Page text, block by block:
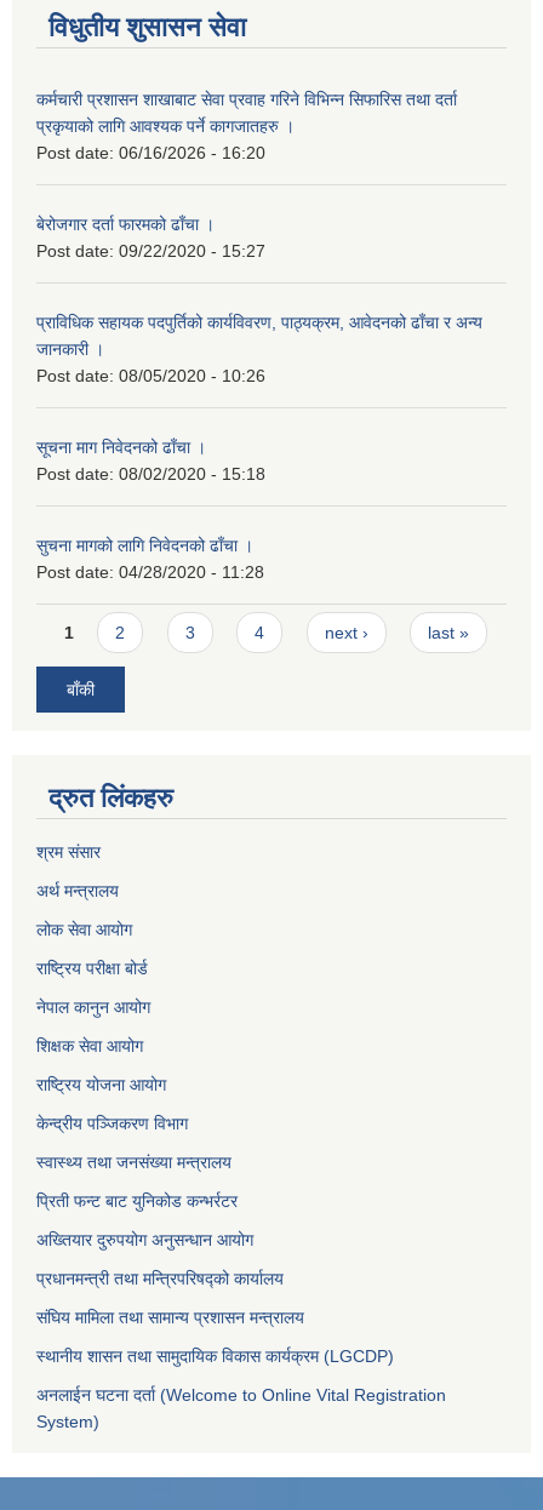
विधुतीय शुसासन सेवा
कर्मचारी प्रशासन शाखाबाट सेवा प्रवाह गरिने विभिन्न सिफारिस तथा दर्ता
प्रकृयाको लागि आवश्यक पर्ने कागजातहरु ।
Post date: 06/16/2026 - 16:20
बेरोजगार दर्ता फारमको ढाँचा ।
Post date: 09/22/2020 - 15:27
प्राविधिक सहायक पदपुर्तिको कार्यविवरण, पाठ्यक्रम, आवेदनको ढाँचा र अन्य
जानकारी ।
Post date: 08/05/2020 - 10:26
सूचना माग निवेदनको ढाँचा ।
Post date: 08/02/2020 - 15:18
सुचना मागको लागि निवेदनको ढाँचा ।
Post date: 04/28/2020 - 11:28
Pages
1 2 3 4 next › last »
बाँकी
द्रुत लिंकहरु
श्रम संसार
अर्थ मन्त्रालय
लोक सेवा आयोग
राष्ट्रिय परीक्षा बोर्ड
नेपाल कानुन आयोग
शिक्षक सेवा आयोग
राष्ट्रिय योजना आयोग
केन्द्रीय पञ्जिकरण विभाग
स्वास्थ्य तथा जनसंख्या मन्त्रालय
प्रिती फन्ट बाट युनिकोड कन्भर्रटर
अख्तियार दुरुपयोग अनुसन्धान आयोग
प्रधानमन्त्री तथा मन्त्रिपरिषद्को कार्यालय
संघिय मामिला तथा सामान्य प्रशासन मन्त्रालय
स्थानीय शासन तथा सामुदायिक विकास कार्यक्रम (LGCDP)
अनलाईन घटना दर्ता (Welcome to Online Vital Registration
System)